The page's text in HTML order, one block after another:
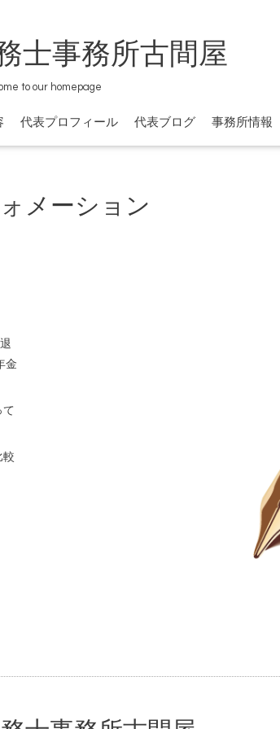
士事務所古間屋
to our homepage
代表プロフィール 代表ブログ 事務所情報
メーション
金
較